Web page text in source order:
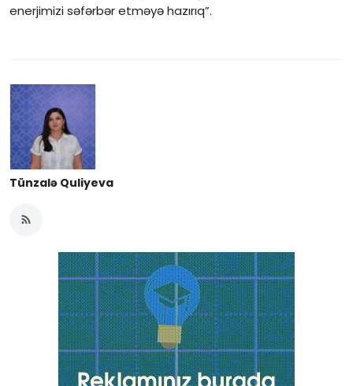
enerjimizi səfərbər etməyə hazırıq”.
Tünzalə Quliyeva